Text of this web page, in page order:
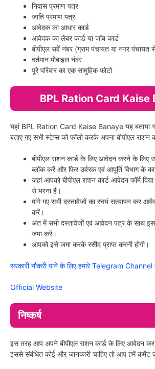
निवास प्रमाण पत्र
जाति प्रमाण पत्र
आवेदक का आधार कार्ड
आवेदक का लेबर कार्ड या जॉब कार्ड
बीपीएल सर्वे नंबर (ग्राम पंचायत या नगर पंचायत
वर्तमान मोबाइल नंबर
पूरे परिवार का एक सामुहिक फोटो
BPL Ration Card Kaise
यहां BPL Ration Card Kaise Banaye यह बताया
बताए गए सभी स्टेप्स को फॉलो करके अपना बीपीएल राशन
बीपीएल राशन कार्ड के लिए आवेदन करने के लिए
ब्लॉक करें और फिर उर्वरक एवं आपूर्ति विभाग के
जहां आपको बीपीएल राशन कार्ड आवेदन फॉर्म
से भरना है।
मांगे गए सभी दस्तावेजों का स्वयं सत्यापन कर
करें।
अंत में सभी दस्तावेजों एवं आवेदन पत्र के साथ इस
जमा करें।
आपको इसे जमा करके रसीद प्राप्त करनी होगी।
सरकारी नौकरी पाने के लिए हमारे Telegram Channel
Official Website
निष्कर्ष
इस तरह आप अपने बीपीएल राशन कार्ड के लिए आवेदन
इससे संबंधित कोई और जानकारी चाहिए तो आप हमें